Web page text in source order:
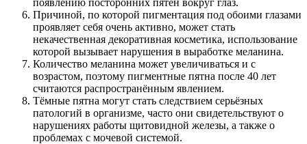
Причиной, по которой пигментация под обоими глазами
проявляет себя очень активно, может стать
некачественная декоративная косметика, использование
которой вызывает нарушения в выработке меланина.
Количество меланина может увеличиваться и с
возрастом, поэтому пигментные пятна после 40 лет
считаются распространённым явлением.
Тёмные пятна могут стать следствием серьёзных
патологий в организме, часто они свидетельствуют о
нарушениях работы щитовидной железы, а также о
проблемах с мочевой системой.